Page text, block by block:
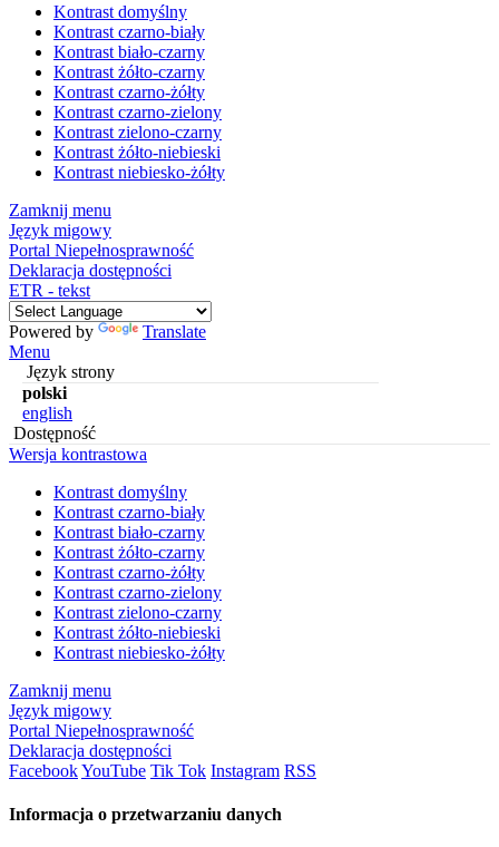
Kontrast domyślny
Kontrast czarno-biały
Kontrast biało-czarny
Kontrast żółto-czarny
Kontrast czarno-żółty
Kontrast czarno-zielony
Kontrast zielono-czarny
Kontrast żółto-niebieski
Kontrast niebiesko-żółty
Zamknij menu
Język migowy
Portal Niepełnosprawność
Deklaracja dostępności
ETR - tekst
Powered by
Translate
Menu
Język strony
polski
english
Dostępność
Wersja kontrastowa
Kontrast domyślny
Kontrast czarno-biały
Kontrast biało-czarny
Kontrast żółto-czarny
Kontrast czarno-żółty
Kontrast czarno-zielony
Kontrast zielono-czarny
Kontrast żółto-niebieski
Kontrast niebiesko-żółty
Zamknij menu
Język migowy
Portal Niepełnosprawność
Deklaracja dostępności
FacebookYouTube Tik Tok Instagram RSS
Informacja o przetwarzaniu danych